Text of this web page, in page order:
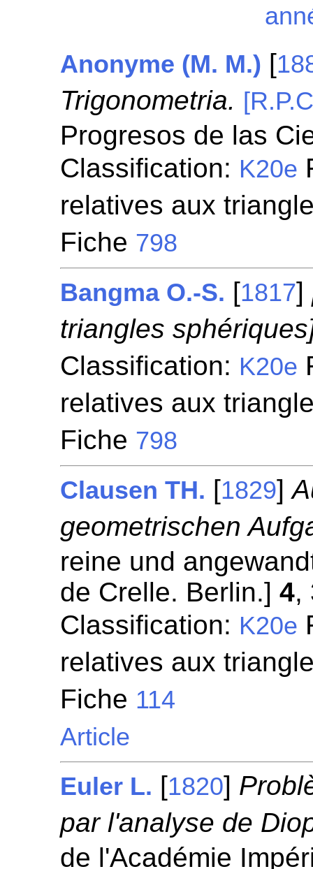
Anonyme (M. M.) [
Trigonometria.
Progresos de las
Classification: K20e
relatives aux
Fiche 798
Bangma O.-S. [1817]
triangles
Classification: K20e
relatives aux
Fiche 798
Clausen TH. [1829]
geometrischen
reine und
de Crelle. Berlin.]4,
Classification: K20e
relatives aux
Fiche 114
Article
Euler L. [1820]
par l'analyse de
de l'Académie